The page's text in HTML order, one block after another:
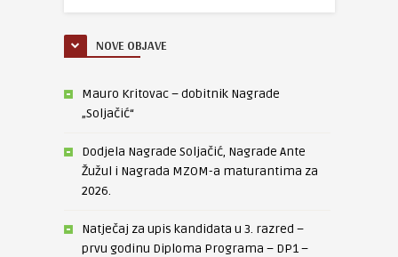
NOVE OBJAVE
Mauro Kritovac – dobitnik Nagrade
„Soljačić“
Dodjela Nagrade Soljačić, Nagrade Ante
Žužul i Nagrada MZOM-a maturantima za
2026.
Natječaj za upis kandidata u 3. razred –
prvu godinu Diploma Programa – DP1 –